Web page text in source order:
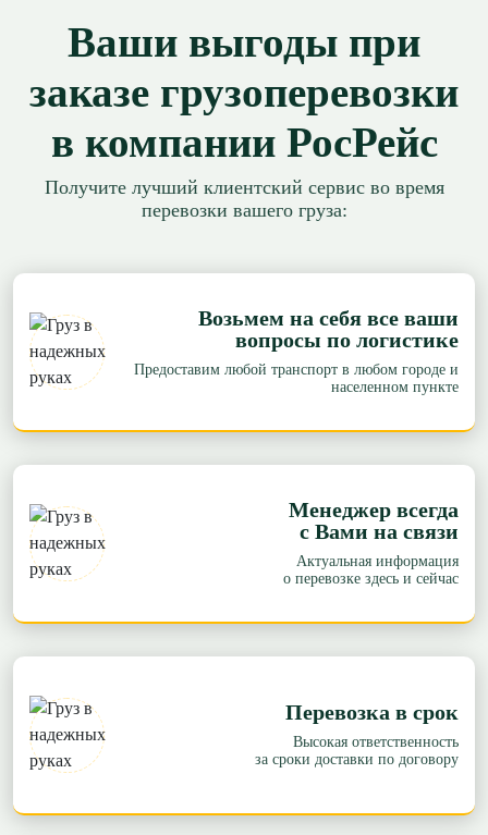
Ваши выгоды при
заказе грузоперевозки
в компании РосРейс
Получите лучший клиентский сервис во время
перевозки вашего груза:
Возьмем на себя все ваши
вопросы по логистике
Предоставим любой транспорт в любом городе и
населенном пункте
Менеджер всегда
с Вами на связи
Актуальная информация
о перевозке здесь и сейчас
Перевозка в срок
Высокая ответственность
за сроки доставки по договору